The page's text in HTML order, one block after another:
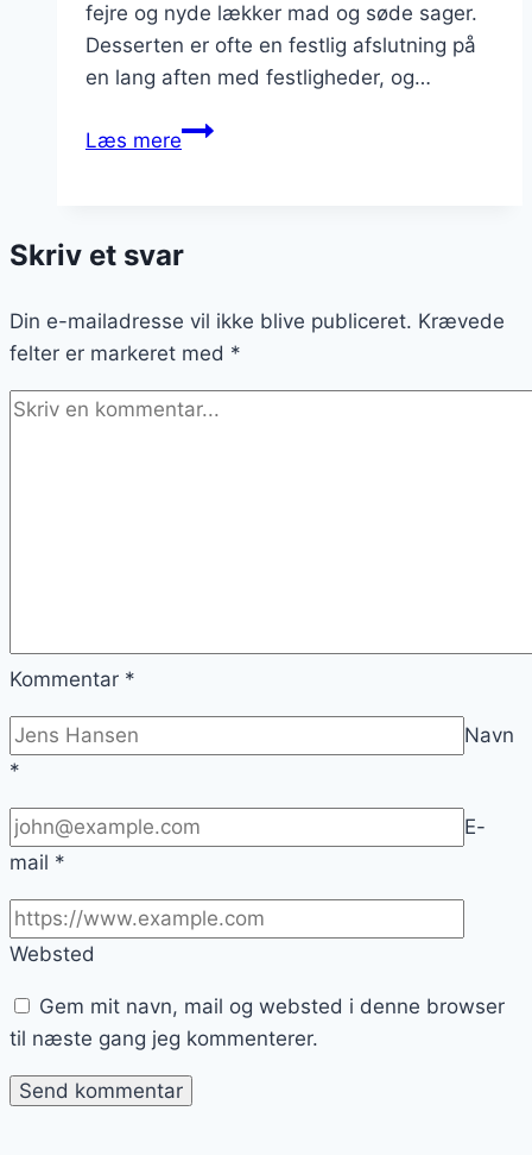
fejre og nyde lækker mad og søde sager.
Desserten er ofte en festlig afslutning på
en lang aften med festligheder, og…
Læs mereNytårsdessert
og
Skriv et svar
Din e-mailadresse vil ikke blive publiceret. Krævede
felter er markeret med *
Kommentar *
Navn
*
E-
mail *
Websted
Gem mit navn, mail og websted i denne browser
til næste gang jeg kommenterer.